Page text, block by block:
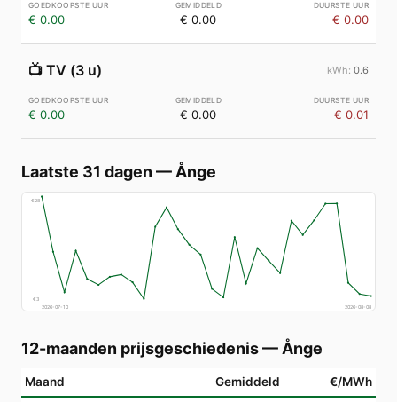
€ 0.00 € 0.00 € 0.00
📺 TV (3 u) 0.6
€ 0.00 € 0.00 € 0.01
Laatste 31 dagen — Ånge
€28
€3
2026-07-10
2026-08-08
12-maanden prijsgeschiedenis— Ånge
Maand Gemiddeld €/MWh